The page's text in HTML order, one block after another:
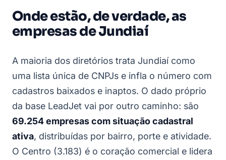
Onde estão, de verdade, as
empresas de Jundiaí
A maioria dos diretórios trata Jundiaí como
uma lista única de CNPJs e infla o número com
cadastros baixados e inaptos. O dado próprio
da base LeadJet vai por outro caminho: são
69.254 empresas com situação cadastral
ativa, distribuídas por bairro, porte e atividade.
O Centro (3.183) é o coração comercial e lidera